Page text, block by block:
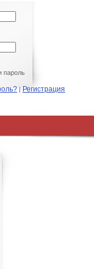
пароль
| Регистрация